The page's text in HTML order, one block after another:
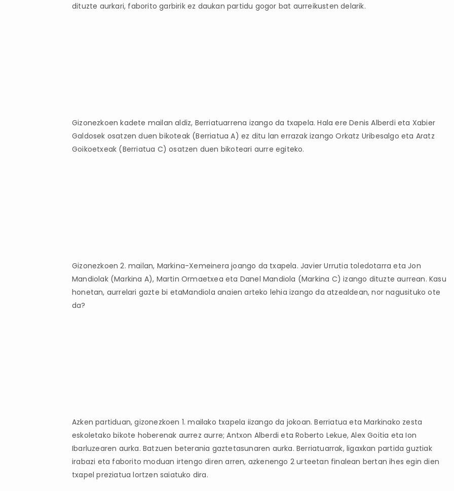
dituzte aurkari, faborito garbirik ez daukan partidu gogor bat aurreikusten delarik.
Gizonezkoen kadete mailan aldiz, Berriatuarrena izango da txapela. Hala ere Denis Alberdi eta Xabier
Galdosek osatzen duen bikoteak (Berriatua A) ez ditu lan errazak izango Orkatz Uribesalgo eta Aratz
Goikoetxeak (Berriatua C) osatzen duen bikoteari aurre egiteko.
Gizonezkoen 2. mailan, Markina-Xemeinera joango da txapela. Javier Urrutia toledotarra eta Jon
Mandiolak (Markina A), Martin Ormaetxea eta Danel Mandiola (Markina C) izango dituzte aurrean. Kasu
honetan, aurrelari gazte bi etaMandiola anaien arteko lehia izango da atzealdean, nor nagusituko ote
da?
Azken partiduan, gizonezkoen 1. mailako txapela iizango da jokoan. Berriatua eta Markinako zesta
eskoletako bikote hoberenak aurrez aurre; Antxon Alberdi eta Roberto Lekue, Alex Goitia eta Ion
Ibarluzearen aurka. Batzuen beterania gaztetasunaren aurka. Berriatuarrak, ligaxkan partida guztiak
irabazi eta faborito moduan irtengo diren arren, azkenengo 2 urteetan finalean bertan ihes egin dien
txapel preziatua lortzen saiatuko dira.